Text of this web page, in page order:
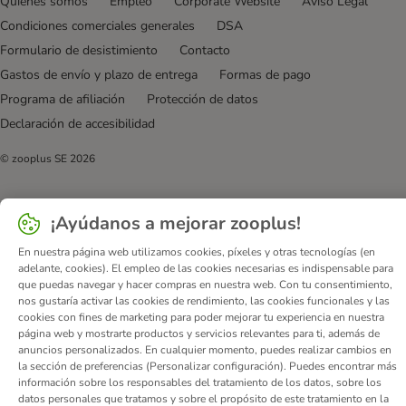
Condiciones comerciales generales
DSA
Formulario de desistimiento
Contacto
Gastos de envío y plazo de entrega
Formas de pago
Programa de afiliación
Protección de datos
Declaración de accesibilidad
© zooplus SE 2026
¡Ayúdanos a mejorar zooplus!
En nuestra página web utilizamos cookies, píxeles y otras tecnologías (en
adelante, cookies). El empleo de las cookies necesarias es indispensable para
que puedas navegar y hacer compras en nuestra web. Con tu consentimiento,
nos gustaría activar las cookies de rendimiento, las cookies funcionales y las
cookies con fines de marketing para poder mejorar tu experiencia en nuestra
página web y mostrarte productos y servicios relevantes para ti, además de
anuncios personalizados. En cualquier momento, puedes realizar cambios en
la sección de preferencias (Personalizar configuración). Puedes encontrar más
información sobre los responsables del tratamiento de los datos, sobre los
datos personales que tratamos y sobre el propósito de este tratamiento en la